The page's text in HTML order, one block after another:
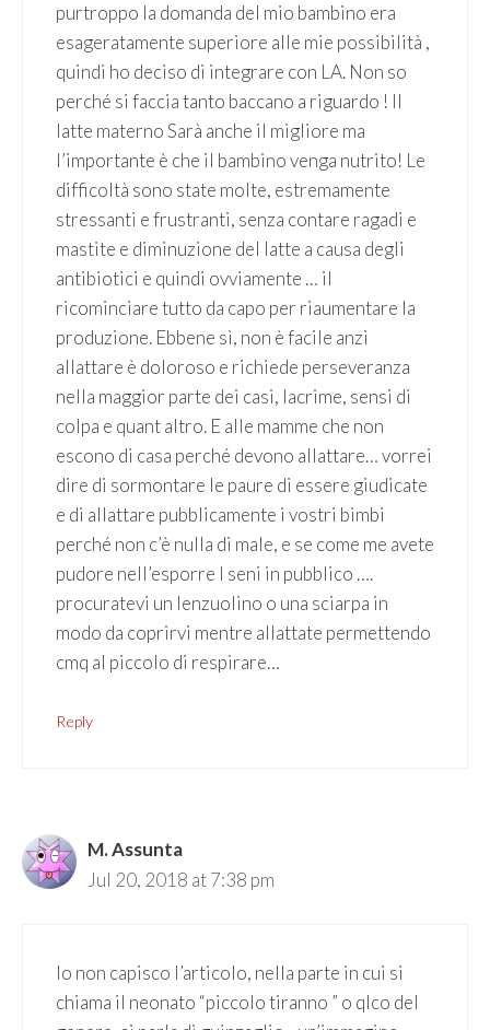
purtroppo la domanda del mio bambino era
esageratamente superiore alle mie possibilità ,
quindi ho deciso di integrare con LA. Non so
perché si faccia tanto baccano a riguardo ! Il
latte materno Sarà anche il migliore ma
l’importante è che il bambino venga nutrito! Le
difficoltà sono state molte, estremamente
stressanti e frustranti, senza contare ragadi e
mastite e diminuzione del latte a causa degli
antibiotici e quindi ovviamente … il
ricominciare tutto da capo per riaumentare la
produzione. Ebbene sì, non è facile anzi
allattare è doloroso e richiede perseveranza
nella maggior parte dei casi, lacrime, sensi di
colpa e quant altro. E alle mamme che non
escono di casa perché devono allattare… vorrei
dire di sormontare le paure di essere giudicate
e di allattare pubblicamente i vostri bimbi
perché non c’è nulla di male, e se come me avete
pudore nell’esporre I seni in pubblico ….
procuratevi un lenzuolino o una sciarpa in
modo da coprirvi mentre allattate permettendo
cmq al piccolo di respirare…
Reply
M. Assunta
Jul 20, 2018 at 7:38 pm
Io non capisco l’articolo, nella parte in cui si
chiama il neonato “piccolo tiranno ” o qlco del